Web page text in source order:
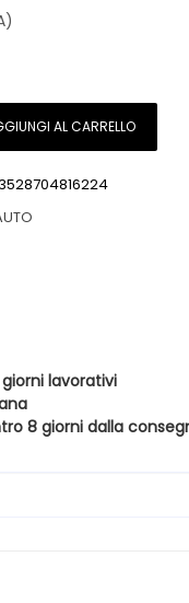
AL CARRELLO
lavorativi
8 giorni dalla